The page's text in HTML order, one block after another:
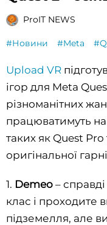
ProIT NEWS
#Новини #Meta
Upload VR
ігор для Meta
різноманітних
працюватимуть на
таких як Quest
оригінальної
1. Demeo – справді
клас і проходите
підземелля, але